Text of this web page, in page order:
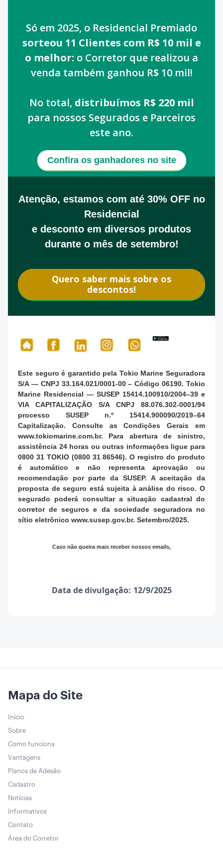
Só em 2025, o Residencial Premiado
sorteou 11 Clientes com R$ 10 mil e
o melhor: o Corretor que realizou a
venda também ganhou R$ 10 mil!
No total, distribuímos R$ 220 mil
para nossos Segurados e Parceiros
este ano.
Confira os ganhadores no site
Atenção, estamos com até 30% OFF no
Residencial
e desconto em diversos produtos
durante o mês de setembro!
Quero saber mais sobre os
descontos!
Este seguro é garantido pela Tokio Marine Seguradora
S/A — CNPJ 33.164.021/0001-00 – Código 06190. Tokio
Marine Residencial — SUSEP 15414.100910/2004–39 e
VIA CAPITALIZAÇÃO S/A CNPJ 88.076.302-0001/94
processo SUSEP n.º 15414.900090/2019–64
Capitalização. Consulte as Condições Gerais em
www.tokiomarine.com.br. Para abertura de sinistro,
assistência 24 horas ou outras informações ligue para
0800 31 TOKIO (0800 31 86546). O registro do produto
é automático e não representa aprovação ou
recomendação por parte da SUSEP. A aceitação da
proposta de seguro está sujeita à análise do risco. O
segurado poderá consultar a situação cadastral do
corretor de seguros e da sociedade seguradora no
sítio eletrônico www.susep.gov.br. Setembro/2025.
Caso não queira mais receber nossos emails,
Data de divulgação: 12/9/2025
Mapa do Site
Início
Sobre
Como funciona
Vantagens
Planos de Adesão
Cadastro
Notícias
Informativos
Contato
Área do Corretor